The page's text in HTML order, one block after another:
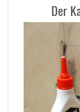
Der